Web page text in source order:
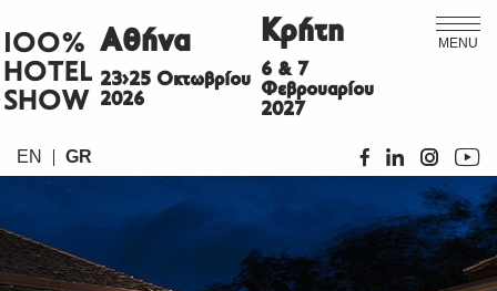
MENU
ΙΟΟ%
HOTEL
SHOW
Αθήνα
23>25 Οκτωβρίου
2026
Κρήτη
6 & 7
Φεβρουαρίου
2027
EN GR